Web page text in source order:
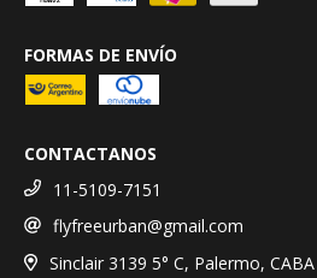
FORMAS DE ENVÍO
CONTACTANOS
11-5109-7151
flyfreeurban@gmail.com
Sinclair 3139 5° C, Palermo, CABA